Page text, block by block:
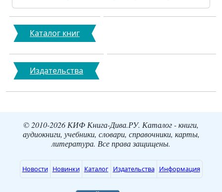
Каталог книг
Издательства
© 2010-2026 КИФ Книга-Дива.РУ. Каталог - книги,
аудиокниги, учебники, словари, справочники, карты,
литература. Все права защищены.
Новости Новинки Каталог Издательства Информация